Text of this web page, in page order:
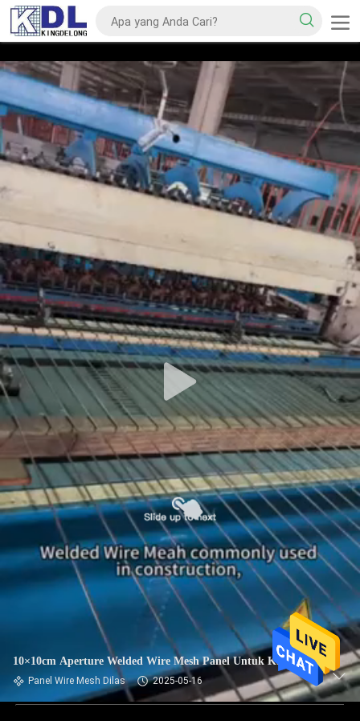
10×10cm Aperture Welded Wire Mesh Panel Untuk Kandang
Panel Wire Mesh Dilas 2025-05-16